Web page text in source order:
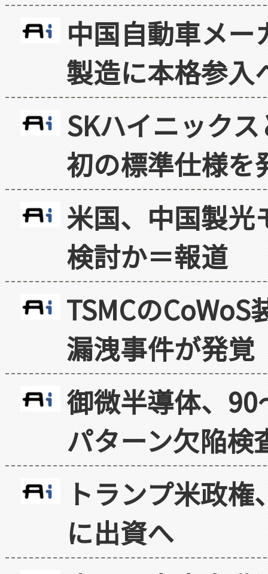
中国自動車メ
製造に本格参入
SKハイニック
初の標準仕様を
米国、中国製光
検討か＝報道
TSMCの
漏洩事件が発覚
御微半導体、
パターン欠陥検
トランプ米政
に出資へ